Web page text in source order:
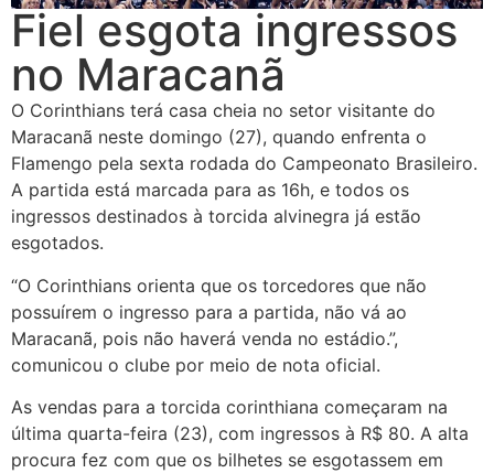
Fiel esgota ingressos
no Maracanã
O Corinthians terá casa cheia no setor visitante do
Maracanã neste domingo (27), quando enfrenta o
Flamengo pela sexta rodada do Campeonato Brasileiro.
A partida está marcada para as 16h, e todos os
ingressos destinados à torcida alvinegra já estão
esgotados.
“O Corinthians orienta que os torcedores que não
possuírem o ingresso para a partida, não vá ao
Maracanã, pois não haverá venda no estádio.”,
comunicou o clube por meio de nota oficial.
As vendas para a torcida corinthiana começaram na
última quarta-feira (23), com ingressos à R$ 80. A alta
procura fez com que os bilhetes se esgotassem em